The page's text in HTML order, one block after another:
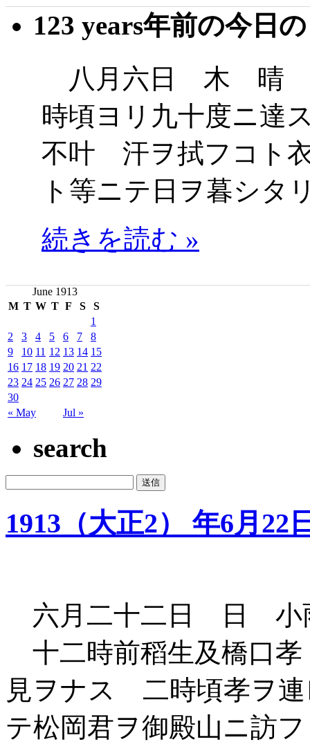
123 years年前の今日
八月六日 木 晴
時頃ヨリ九十度ニ
不叶 汗ヲ拭フコト
ト等ニテ日ヲ暮シタ
続きを読む »
June 1913
M T W T F S S
« May Jul »
1
2
3 4 5 6 7
8
9
10 11 12 13 14 15
16 17 18 19 20 21 22
23 24 25 26 27 28 29
30
search
1913（大正2） 年6月22
六月二十二日 日 小
十二時前稻生及橋口孝
見ヲナス 二時頃孝ヲ
テ松岡君ヲ御殿山ニ訪